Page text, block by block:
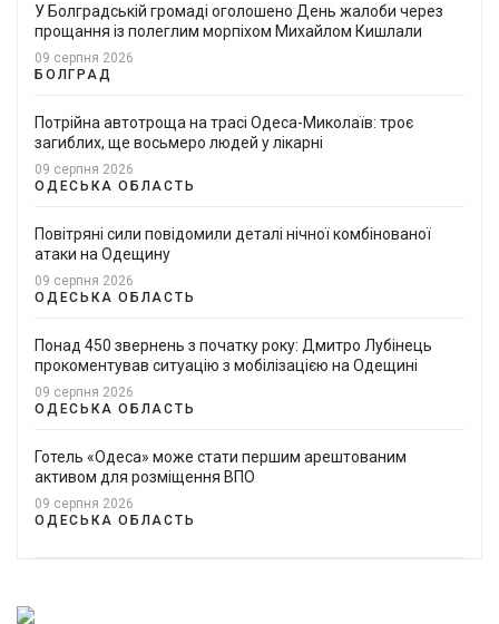
У Болградській громаді оголошено День жалоби через
прощання із полеглим морпіхом Михайлом Кишлали
09 серпня 2026
БОЛГРАД
Потрійна автотроща на трасі Одеса-Миколаїв: троє
загиблих, ще восьмеро людей у лікарні
09 серпня 2026
ОДЕСЬКА ОБЛАСТЬ
Повітряні сили повідомили деталі нічної комбінованої
атаки на Одещину
09 серпня 2026
ОДЕСЬКА ОБЛАСТЬ
Понад 450 звернень з початку року: Дмитро Лубінець
прокоментував ситуацію з мобілізацією на Одещині
09 серпня 2026
ОДЕСЬКА ОБЛАСТЬ
Готель «Одеса» може стати першим арештованим
активом для розміщення ВПО
09 серпня 2026
ОДЕСЬКА ОБЛАСТЬ